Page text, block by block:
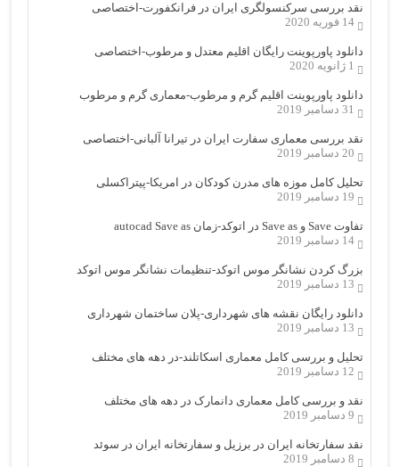
نقد بررسی سرکنسولگری ایران در فرانکفورت-اختصاصی
14 فوریه 2020
دانلود پاورپوینت رایگان اقلیم معتدل و مرطوب-اختصاصی
1 ژانویه 2020
دانلود پاورپوینت اقلیم گرم و مرطوب-معماری گرم و مرطوب
31 دسامبر 2019
نقد بررسی معماری سفارت ایران در تیرانا آلبانی-اختصاصی
20 دسامبر 2019
تحلیل کامل موزه های مدرن کودکان در امریکا-پیتراکسلی
19 دسامبر 2019
تفاوت Save و Save as در اتوکد-زمان autocad Save as
14 دسامبر 2019
بزرگ کردن نشانگر موس اتوکد-تنظیمات نشانگر موس اتوکد
13 دسامبر 2019
دانلود رایگان نقشه های شهرداری-پلان ساختمان شهرداری
13 دسامبر 2019
تحلیل و بررسی کامل معماری اسکاتلند-در دهه های مختلف
12 دسامبر 2019
نقد و بررسی کامل معماری دانمارک در دهه های مختلف
9 دسامبر 2019
نقد سفارتخانه ایران در برزیل و سفارتخانه ایران در سوئد
8 دسامبر 2019